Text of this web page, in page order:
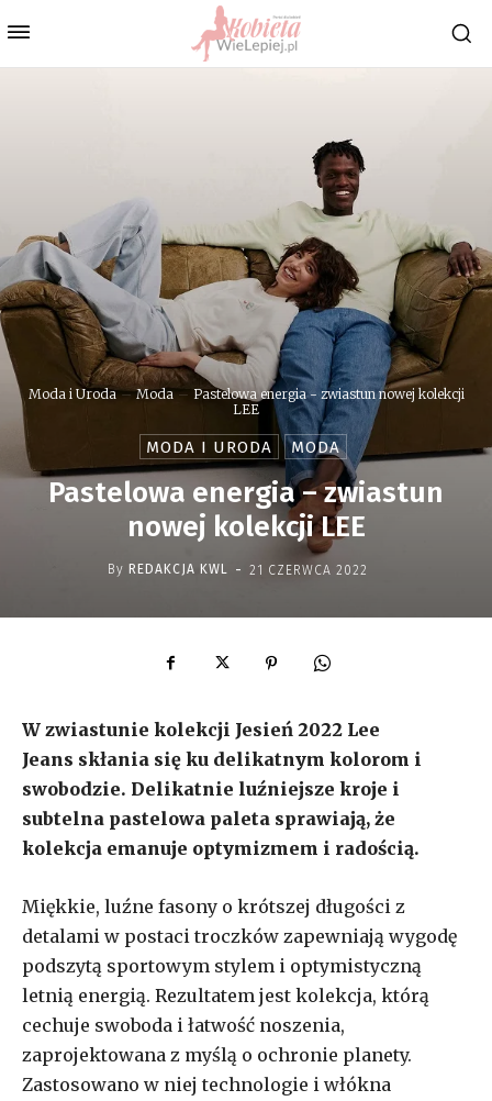
Moda i Uroda Moda
Pastelowa energia - zwiastun nowej kolekcji
LEE
MODA I URODA MODA
Pastelowa energia – zwiastun
nowej kolekcji LEE
By REDAKCJA KWL - 21 CZERWCA 2022
W zwiastunie kolekcji Jesień 2022 Lee
Jeans skłania się ku delikatnym kolorom i
swobodzie. Delikatnie luźniejsze kroje i
subtelna pastelowa paleta sprawiają, że
kolekcja emanuje optymizmem i radością.
Miękkie, luźne fasony o krótszej długości z
detalami w postaci troczków zapewniają wygodę
podszytą sportowym stylem i optymistyczną
letnią energią. Rezultatem jest kolekcja, którą
cechuje swoboda i łatwość noszenia,
zaprojektowana z myślą o ochronie planety.
Zastosowano w niej technologie i włókna